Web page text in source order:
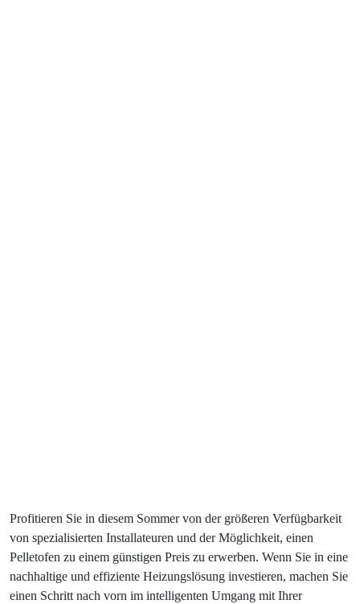
Profitieren Sie in diesem Sommer von der größeren Verfügbarkeit
von spezialisierten Installateuren und der Möglichkeit, einen
Pelletofen zu einem günstigen Preis zu erwerben. Wenn Sie in eine
nachhaltige und effiziente Heizungslösung investieren, machen Sie
einen Schritt nach vorn im intelligenten Umgang mit Ihrer